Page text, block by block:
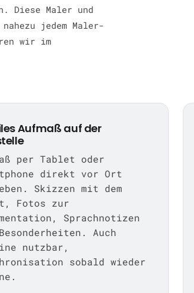
Diese Maler und
jedem Maler-
wir im
Aufmaß auf der
per Tablet oder
direkt vor Ort
Skizzen mit dem
Fotos zur
Sprachnotizen
Auch
nutzbar,
sobald wieder